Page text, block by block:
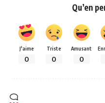
Qu’en
J'aime
0
Triste
0
Amusant
0